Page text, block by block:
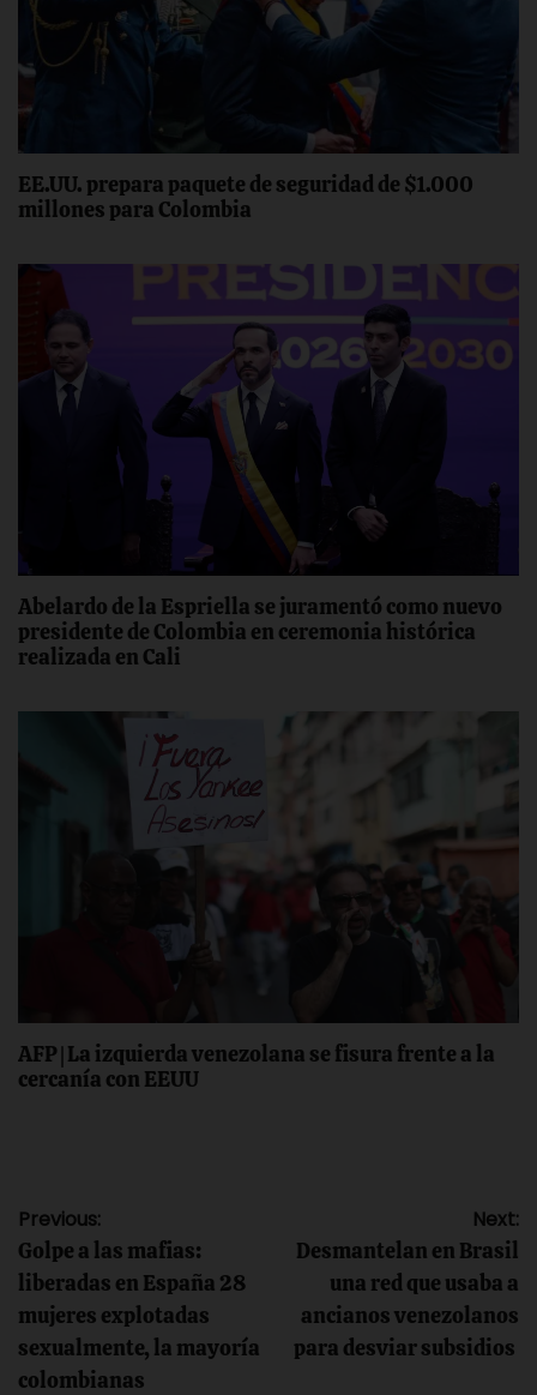
EE.UU. prepara paquete de seguridad de $1.000
millones para Colombia
Abelardo de la Espriella se juramentó como nuevo
presidente de Colombia en ceremonia histórica
realizada en Cali
AFP | La izquierda venezolana se fisura frente a la
cercanía con EEUU
Navegación
de
entradas
Previous:
Golpe a las mafias:
liberadas en España 28
mujeres explotadas
sexualmente, la mayoría
colombianas
Next:
Desmantelan en Brasil
una red que usaba a
ancianos venezolanos
para desviar subsidios